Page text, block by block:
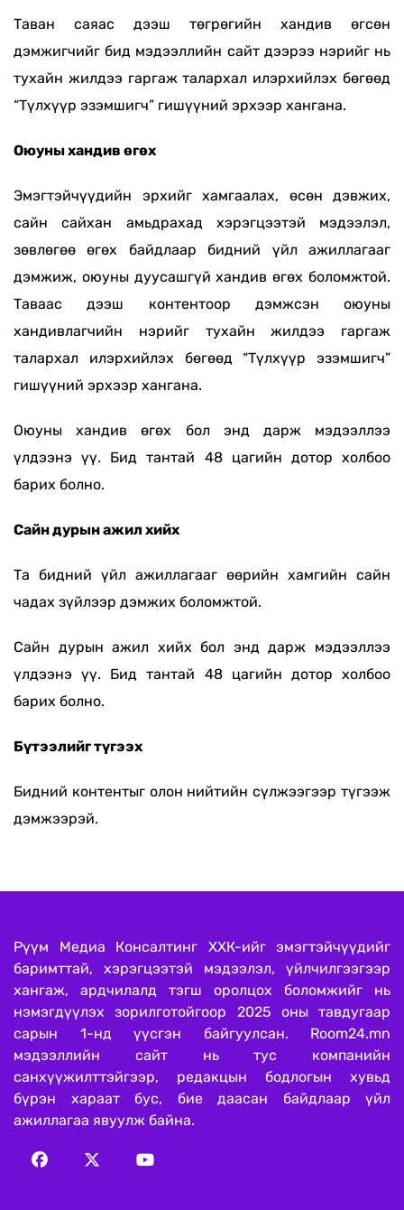
Таван саяас дээш төгрөгийн хандив өгсөн
дэмжигчийг бид мэдээллийн сайт дээрээ нэрийг нь
тухайн жилдээ гаргаж талархал илэрхийлэх бөгөөд
“Түлхүүр эзэмшигч” гишүүний эрхээр хангана.
Оюуны хандив өгөх
Эмэгтэйчүүдийн эрхийг хамгаалах, өсөн дэвжих,
сайн сайхан амьдрахад хэрэгцээтэй мэдээлэл,
зөвлөгөө өгөх байдлаар бидний үйл ажиллагааг
дэмжиж, оюуны дуусашгүй хандив өгөх боломжтой.
Таваас дээш контентоор дэмжсэн оюуны
хандивлагчийн нэрийг тухайн жилдээ гаргаж
талархал илэрхийлэх бөгөөд “Түлхүүр эзэмшигч”
гишүүний эрхээр хангана.
Оюуны хандив өгөх бол энд дарж мэдээллээ
үлдээнэ үү. Бид тантай 48 цагийн дотор холбоо
барих болно.
Сайн дурын ажил хийх
Та бидний үйл ажиллагааг өөрийн хамгийн сайн
чадах зүйлээр дэмжих боломжтой.
Сайн дурын ажил хийх бол энд дарж мэдээллээ
үлдээнэ үү. Бид тантай 48 цагийн дотор холбоо
барих болно.
Бүтээлийг түгээх
Бидний контентыг олон нийтийн сүлжээгээр түгээж
дэмжээрэй.
Рүүм Медиа Консалтинг ХХК-ийг эмэгтэйчүүдийг
баримттай, хэрэгцээтэй мэдээлэл, үйлчилгээгээр
хангаж, ардчилалд тэгш оролцох боломжийг нь
нэмэгдүүлэх зорилготойгоор 2025 оны тавдугаар
сарын 1-нд үүсгэн байгуулсан. Room24.mn
мэдээллийн сайт нь тус компанийн
санхүүжилттэйгээр, редакцын бодлогын хувьд
бүрэн хараат бус, бие даасан байдлаар үйл
ажиллагаа явуулж байна.